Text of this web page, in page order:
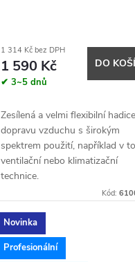
1 314 Kč bez DPH
1 590 Kč
✔ 3~5 dnů
DO
Zesílená a velmi flexibilní
dopravu vzduchu s širokým
spektrem použití, například v
ventilační nebo klimatizační
technice.
Kód:
Novinka
Profesionální